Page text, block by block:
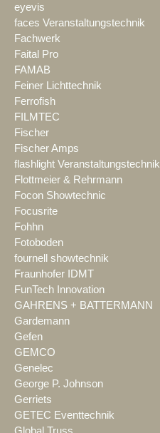
eyevis
faces Veranstaltungstechnik
Fachwerk
Faital Pro
FAMAB
Feiner Lichttechnik
Ferrofish
FILMTEC
Fischer
Fischer Amps
flashlight Veranstaltungstechnik
Flottmeier & Rehrmann
Focon Showtechnic
Focusrite
Fohhn
Fotoboden
fournell showtechnik
Fraunhofer IDMT
FunTech Innovation
GAHRENS + BATTERMANN
Gardemann
Gefen
GEMCO
Genelec
George P. Johnson
Gerriets
GETEC Eventtechnik
Global Truss